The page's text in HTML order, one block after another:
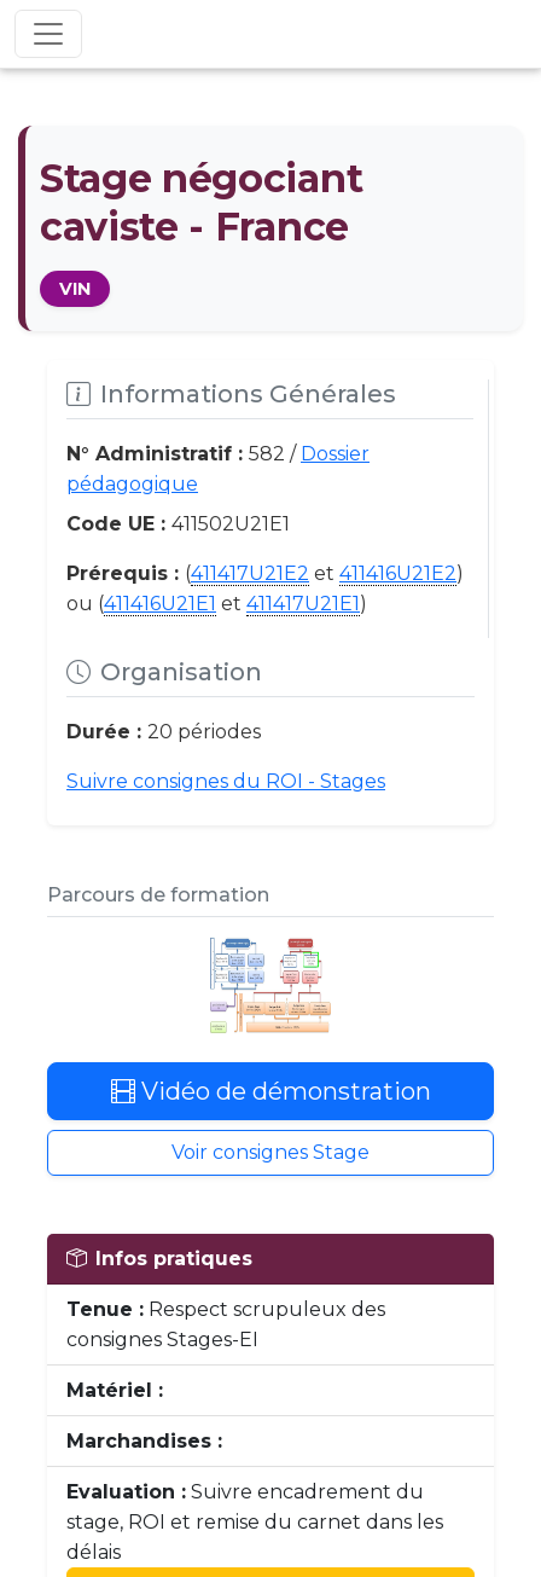
Stage négociant
caviste - France
VIN
Informations Générales
N° Administratif : 582 / Dossier
pédagogique
Code UE : 411502U21E1
Prérequis : (411417U21E2 et 411416U21E2)
ou (411416U21E1 et 411417U21E1)
Organisation
Durée : 20 périodes
Suivre consignes du ROI - Stages
Parcours de formation
Vidéo de démonstration
Voir consignes Stage
Infos pratiques
Tenue : Respect scrupuleux des
consignes Stages-EI
Matériel :
Marchandises :
Evaluation : Suivre encadrement du
stage, ROI et remise du carnet dans les
délais